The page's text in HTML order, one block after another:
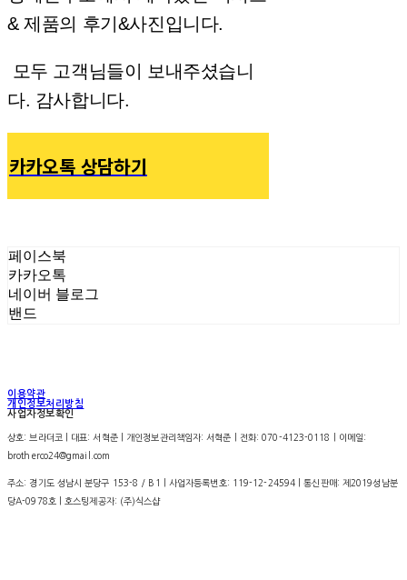
& 제품의 후기&사진입니다.
모두 고객님들이 보내주셨습니
다. 감사합니다.
카카오톡 상담하기
페이스북
카카오톡
네이버 블로그
밴드
이용약관
개인정보처리방침
사업자정보확인
상호: 브라더코 | 대표: 서혁준 | 개인정보관리책임자: 서혁준 | 전화: 070-4123-0118 | 이메일:
brotherco24@gmail.com
주소: 경기도 성남시 분당구 153-8 / B1 | 사업자등록번호: 119-12-24594 | 통신판매: 제2019성남분
당A-0978호 | 호스팅제공자: (주)식스샵